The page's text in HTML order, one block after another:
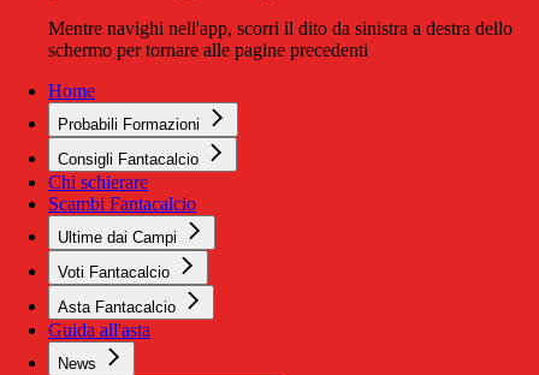
Mentre navighi nell'app, scorri il dito da sinistra a destra dello
schermo per tornare alle pagine precedenti
Home
Probabili Formazioni
Consigli Fantacalcio
Chi schierare
Scambi Fantacalcio
Ultime dai Campi
Voti Fantacalcio
Asta Fantacalcio
Guida all'asta
News